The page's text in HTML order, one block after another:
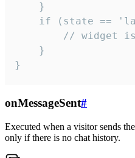
    }
if (state ==
// widget
    }
}
onMessageSent#
Executed when a visitor sends
only if there is no chat history.